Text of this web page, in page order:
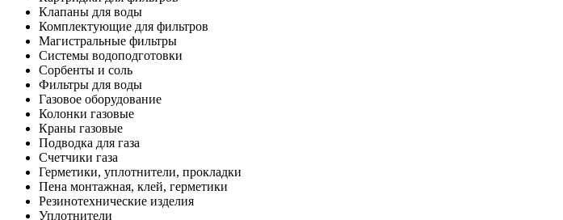
Клапаны для воды
Комплектующие для фильтров
Магистральные фильтры
Системы водоподготовки
Сорбенты и соль
Фильтры для воды
Газовое оборудование
Колонки газовые
Краны газовые
Подводка для газа
Счетчики газа
Герметики, уплотнители, прокладки
Пена монтажная, клей, герметики
Резинотехнические изделия
Уплотнители